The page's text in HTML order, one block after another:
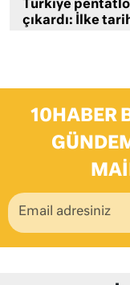
Türkiye
çıkardı: İlke
10HABER